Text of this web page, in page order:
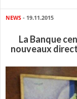
NEWS - 19.11.2015
La Banque
nouveaux